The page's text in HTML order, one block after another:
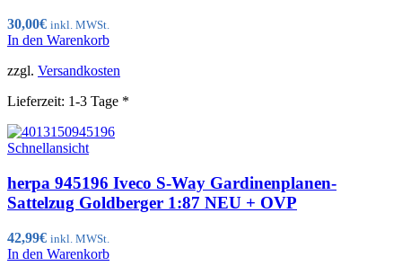
30,00€ inkl. MWSt.
In den Warenkorb
zzgl. Versandkosten
Lieferzeit: 1-3 Tage *
Schnellansicht
herpa 945196 Iveco S-Way Gardinenplanen-
Sattelzug Goldberger 1:87 NEU + OVP
42,99€ inkl. MWSt.
In den Warenkorb